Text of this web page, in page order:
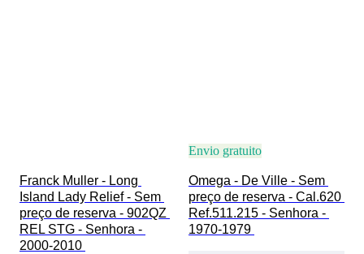
Franck Muller - Long
Island Lady Relief - Sem
preço de reserva - 902QZ
REL STG - Senhora -
2000-2010
Envio gratuito
Omega - De Ville - Sem
preço de reserva - Cal.620
Ref.511.215 - Senhora -
1970-1979